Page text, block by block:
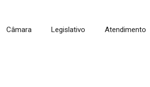
Câmara Legislativo Atendimento